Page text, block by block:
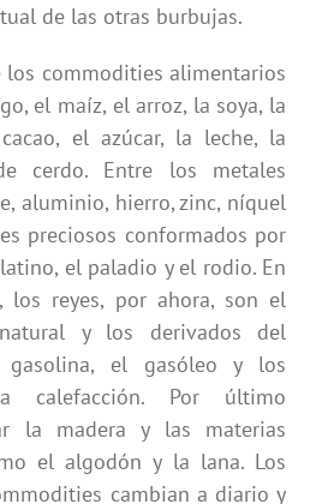
de las otras burbujas.
los commodities alimentarios
el maíz, el arroz, la soya, la
el azúcar, la leche, la
cerdo. Entre los metales
aluminio, hierro, zinc, níquel
preciosos conformados por
el paladio y el rodio. En
los reyes, por ahora, son el
y los derivados del
el gasóleo y los
calefacción. Por último
la madera y las materias
el algodón y la lana. Los
cambian a diario y